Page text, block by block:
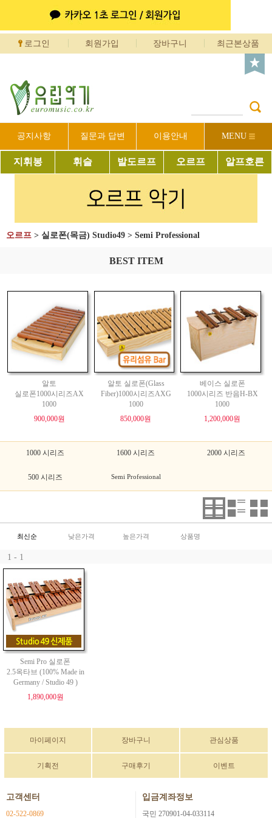
로그인 회원가입 장바구니 최근본상품
공지사항 질문과 답변 이용안내 MENU
지휘봉 휘슬 발도르프 오르프 알프호른
오르프 > 실로폰(목금) Studio49 > Semi Professional
BEST ITEM
알토
실로폰1000시리즈AX
1000
900,000원
알토 실로폰(Glass
Fiber)1000시리즈AXG
1000
850,000원
베이스 실로폰
1000시리즈 반음H-BX
1000
1,200,000원
1000 시리즈 1600 시리즈 2000 시리즈
500 시리즈 Semi Professional
최신순 낮은가격 높은가격 상품명
1 - 1
Semi Pro 실로폰
2.5옥타브 (100% Made in
Germany / Studio 49 )
1,890,000원
마이페이지 장바구니 관심상품
기획전 구매후기 이벤트
고객센터
02-522-0869
입금계좌정보
국민 270901-04-033114